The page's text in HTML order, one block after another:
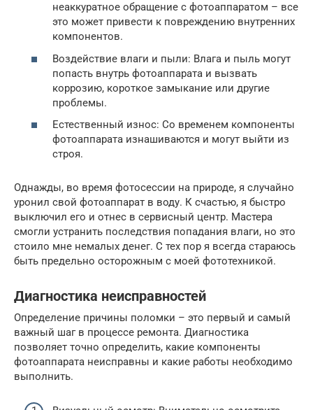
неаккуратное обращение с фотоаппаратом – все
это может привести к повреждению внутренних
компонентов.
Воздействие влаги и пыли: Влага и пыль могут
попасть внутрь фотоаппарата и вызвать
коррозию, короткое замыкание или другие
проблемы.
Естественный износ: Со временем компоненты
фотоаппарата изнашиваются и могут выйти из
строя.
Однажды, во время фотосессии на природе, я случайно
уронил свой фотоаппарат в воду. К счастью, я быстро
выключил его и отнес в сервисный центр. Мастера
смогли устранить последствия попадания влаги, но это
стоило мне немалых денег. С тех пор я всегда стараюсь
быть предельно осторожным с моей фототехникой.
Диагностика неисправностей
Определение причины поломки – это первый и самый
важный шаг в процессе ремонта. Диагностика
позволяет точно определить, какие компоненты
фотоаппарата неисправны и какие работы необходимо
выполнить.